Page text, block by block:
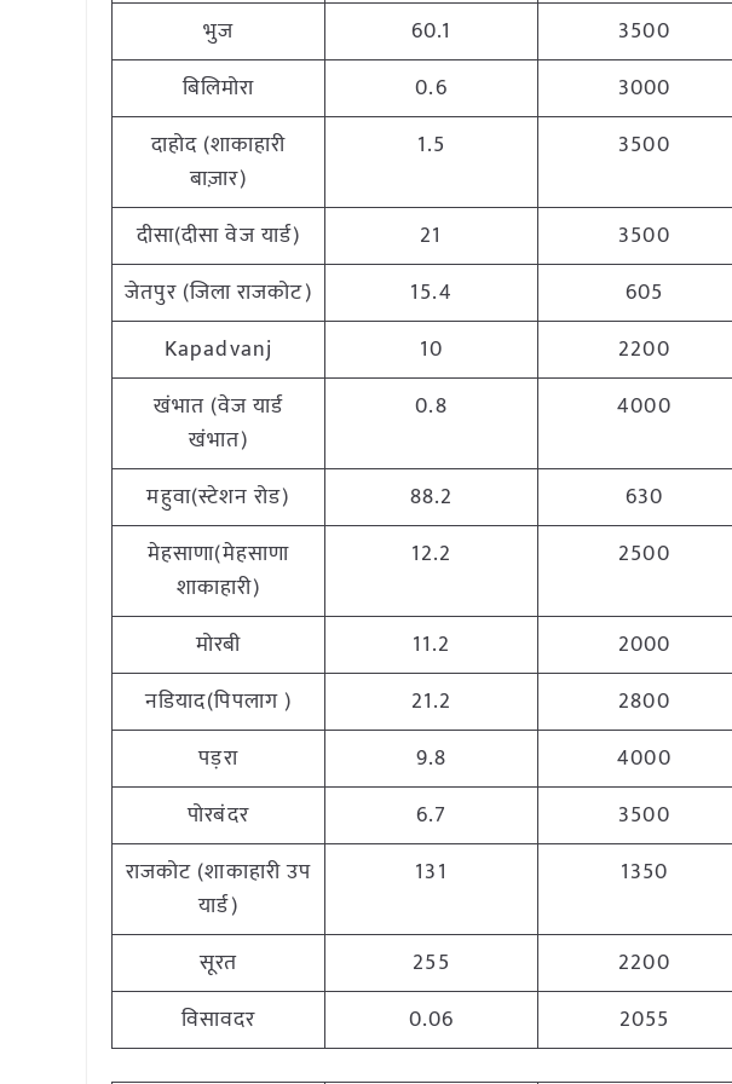
भुज
60.1 3500
बिलिमोरा
0.6 3000
दाहोद (शाकाहारी
बाज़ार)
1.5 3500
दीसा(दीसा वेज यार्ड) 21 3500
जेतपुर (जिला राजकोट)
15.4 605
Kapadvanj
10 2200
खंभात (वेज यार्ड
खंभात)
0.8 4000
महुवा(स्टेशन रोड) 88.2 630
मेहसाणा(मेहसाणा
शाकाहारी)
12.2 2500
मोरबी 11.2 2000
नडियाद(पिपलाग )
21.2 2800
पड़रा
9.8 4000
पोरबंदर
6.7 3500
राजकोट (शाकाहारी उप
यार्ड)
131 1350
सूरत 255 2200
विसावदर
0.06 2055